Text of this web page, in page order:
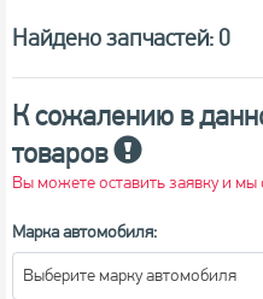
Найдено запчастей: 0
К сожалению в
товаров
Вы можете оставить заявку и
Марка автомобиля:
Выберите марку автомобиля